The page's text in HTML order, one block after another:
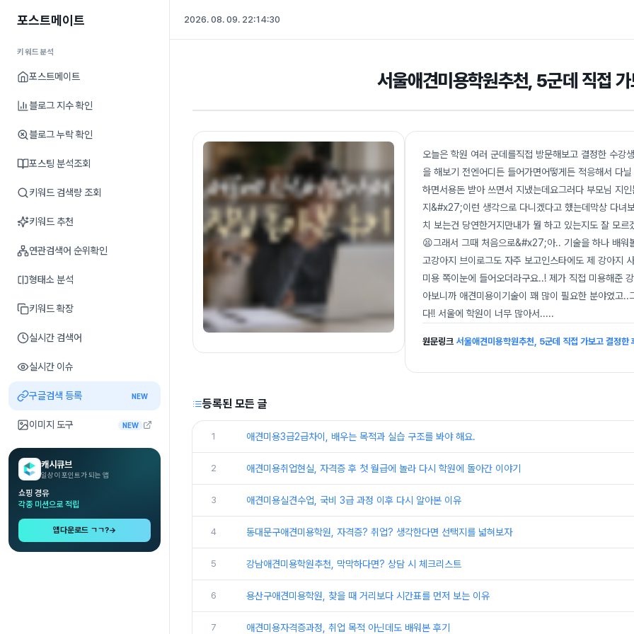
포스트메이트
키워드분석
포스트메이트
블로그 지수 확인
블로그 누락 확인
포스팅 분석조회
키워드 검색량 조회
키워드 추천
연관검색어 순위확인
형태소 분석
키워드 확장
실시간 검색어
실시간 이슈
구글검색 등록 NEW
이미지 도구 NEW
캐시큐브
일상이 포인트가 되는 앱
쇼핑 경유
각종 미션으로 적립
앱다운로드 ㄱㄱ?→
2026. 08. 09. 22:14:31
서울애견미용학원추천, 5군데 직접
오늘은 학원 여러 군데를직접 방문해보고 결정한 수강
을 해보기 전엔어디든 들어가면어떻게든 적응해서 다
하면서용돈 받아 쓰면서 지냈는데요그러다 부모님 지
지&#x27;이런 생각으로 다니겠다고 했는데막상 다녀
치 보는건 당연한거지만내가 뭘 하고 있는지도 잘 모
😫그래서 그때 처음으로&#x27;아.. 기술을 하나 배
고강아지 브이로그도 자주 보고인스타에도 제 강아지
미용 쪽이눈에 들어오더라구요..! 제가 직접 미용해준
아보니까 애견미용이기술이 꽤 많이 필요한 분야였고
다!! 서울에 학원이 너무 많아서.....
원문링크 서울애견미용학원추천, 5군데 직접 가보고 결정한
등록된 모든 글
1 애견미용3급2급차이, 배우는 목적과 실습 구조를 봐야 해요.
2 애견미용취업현실, 자격증 후 첫 월급에 놀라 다시 학원에 돌아간 이야기
3 애견미용실견수업, 국비 3급 과정 이후 다시 알아본 이유
4 동대문구애견미용학원, 자격증? 취업? 생각한다면 선택지를 넓혀보자
5 강남애견미용학원추천, 막막하다면? 상담 시 체크리스트
6 용산구애견미용학원, 찾을 때 거리보다 시간표를 먼저 보는 이유
7 애견미용자격증과정, 취업 목적 아닌데도 배워본 후기